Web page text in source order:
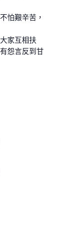
怕艱辛苦，
家互相扶
怨言反到甘